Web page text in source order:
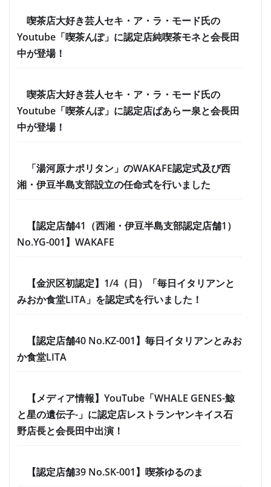
喫茶店大好き芸人セキ・ア・ラ・モード氏の
Youtube「喫茶んぽ」に認定店純喫茶モネと会長田
中が登場！
喫茶店大好き芸人セキ・ア・ラ・モード氏の
Youtube「喫茶んぽ」に認定店ぱあらー泉と会長田
中が登場！
「湯河原ナポリタン」のWAKAFE認定式及び西
湘・伊豆半島支部設立の任命式を行いました
【認定店舗41（西湘・伊豆半島支部認定店舗1）
No.YG-001】WAKAFE
【金沢区初認定】1/4（日）「毎日イタリアンと
みおか食堂LITA」を認定式を行いました！
【認定店舗40 No.KZ-001】毎日イタリアンとみお
か食堂LITA
【メディア情報】YouTube「WHALE GENES-鯨
と星の遺伝子-」に認定店レストランヤンキイス石
野店長と会長田中出演！
【認定店舗39 No.SK-001】喫茶ゆるのま